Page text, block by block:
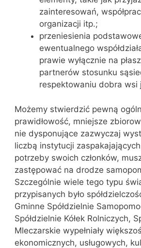
zainteresowań,
organizacji itp.;
przeniesienia
ewentualnego
prawie wyłącznie na
partnerów stosunku
respektowaniu dobra wsi
Możemy stwierdzić pewną
prawidłowość, mniejsze
nie dysponujące zazwyczaj
liczbą instytucji
potrzeby swoich członków,
zastępować na drodze
Szczególnie wiele tego typu
przypisanych było
Gminne Spółdzielnie
Spółdzielnie Kółek Rolniczych,
Mleczarskie wypełniały
ekonomicznych, usługowych,